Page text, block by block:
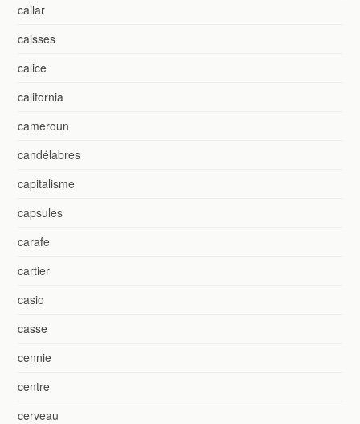
cailar
caisses
calice
california
cameroun
candélabres
capitalisme
capsules
carafe
cartier
casio
casse
cennie
centre
cerveau